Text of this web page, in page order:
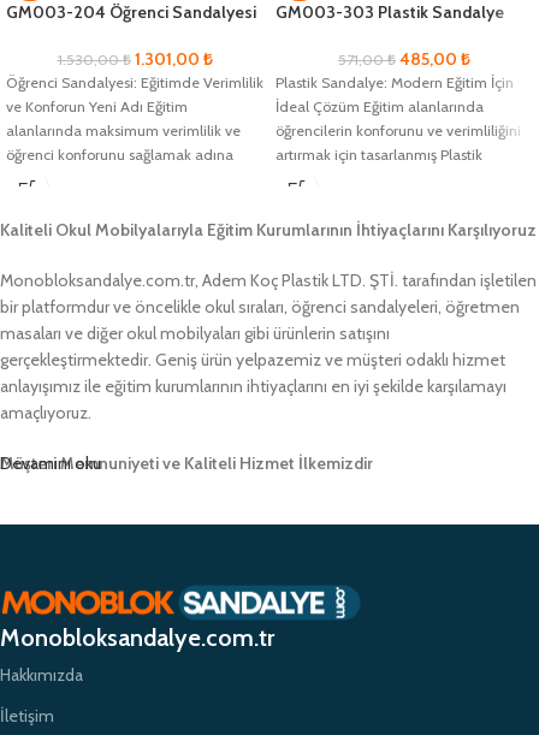
GM003-204 Öğrenci Sandalyesi
1.530,00₺ 1.301,00 ₺
Öğrenci Sandalyesi: Eğitimde Verimlilik
ve Konforun Yeni Adı Eğitim
alanlarında maksimum verimlilik ve
öğrenci konforunu sağlamak adına
geliştirilmiş olan Öğrenci
GM003-303 Plastik Sandalye
571,00₺ 485,00 ₺
Plastik Sandalye: Modern Eğitim İçin
İdeal Çözüm Eğitim alanlarında
öğrencilerin konforunu ve verimliliğini
artırmak için tasarlanmış Plastik
Sandalye, ergonomik yapısıyla
Kaliteli Okul Mobilyalarıyla Eğitim Kurumlarının İhtiyaçlarını Karşılıyoruz
Monobloksandalye.com.tr, Adem Koç Plastik LTD. ŞTİ. tarafından işletilen
bir platformdur ve öncelikle okul sıraları, öğrenci sandalyeleri, öğretmen
masaları ve diğer okul mobilyaları gibi ürünlerin satışını
gerçekleştirmektedir. Geniş ürün yelpazemiz ve müşteri odaklı hizmet
anlayışımız ile eğitim kurumlarının ihtiyaçlarını en iyi şekilde karşılamayı
amaçlıyoruz.
Müşteri Memnuniyeti ve Kaliteli Hizmet İlkemizdir
zamanında teslimat garantimizle eğitim kurumlarının ihtiyaçlarına hızlı ve
etkili çözümler sunarak sektörde öncü bir konumda yer almayı
amaçlıyoruz.
Devamını oku
Monobloksandalye.com.tr
Hakkımızda
İletişim